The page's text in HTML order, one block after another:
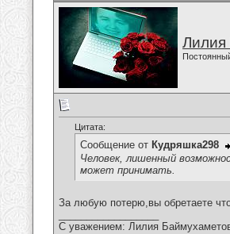
Лилия
Цитата:
Сообщение от Кудряшка298
Человек, лишенный
может принимать.
За любую потерю,вы обретаете
С уважением: Лилия